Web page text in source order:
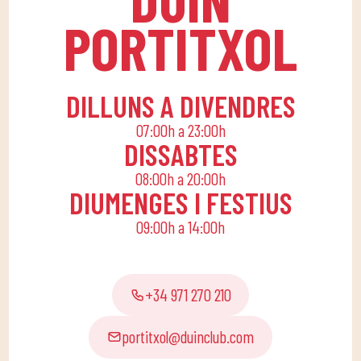
perquè els petits de
casa gaudeixin sols o en
família.
PORTITXOL
DILLUNS A DIVENDRES
07:00h a 23:00h
DISSABTES
08:00h a 20:00h
DIUMENGES I FESTIUS
09:00h a 14:00h
+34 971 270 210
portitxol@duinclub.com